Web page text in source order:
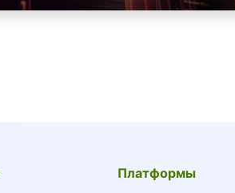
Платформы